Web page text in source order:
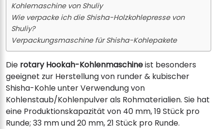
Kohlemaschine von Shuliy
Wie verpacke ich die Shisha-Holzkohlepresse von
Shuliy?
Verpackungsmaschine für Shisha-Kohlepakete
Die rotary Hookah-Kohlenmaschineist besonders
geeignet zur Herstellung von runder & kubischer
Shisha-Kohle unter Verwendung von
Kohlenstaub/Kohlenpulver als Rohmaterialien. Sie hat
eine Produktionskapazität von 40 mm, 19 Stück pro
Runde; 33 mm und 20 mm, 21 Stück pro Runde.